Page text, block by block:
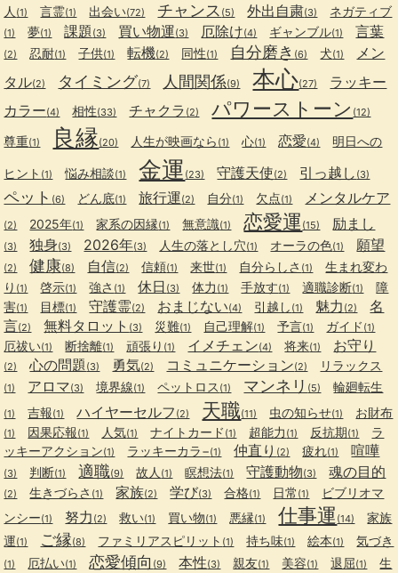
人 (1) 言霊(1) 出会い(72) チャンス (5) 外出自粛(3) ネガティブ
(1) 夢(1) 課題(3) 買い物運(3) 厄除け(4) ギャンブル(1) 言葉
(2) 忍耐(1) 子供(1) 転機(2) 同性(1) 自分磨き (6) 犬(1)
メン
タル(2) タイミング(7) 人間関係(9) 本心(27)
ラッキー
カラー(4) 相性(33) チャクラ (2) パワーストーン (12)
尊重(1) 良縁(20) 人生が映画なら (1) 心(1) 恋愛(4) 明日への
ヒント (1) 悩み相談(1) 金運 (23) 守護天使(2) 引っ越し (3)
ペット (6) どん底(1) 旅行運(2) 自分(1) 欠点(1) メンタルケア
(2) 2025年(1) 家系の因縁(1) 無意識(1) 恋愛運 (15) 励まし
(3) 独身(3) 2026年(3) 人生の落とし穴(1) オーラの色(1) 願望
(2) 健康(8) 自信(2) 信頼(1) 来世(1) 自分らしさ (1)
生まれ変わ
り (1) 啓示(1) 強さ (1) 休日 (3) 体力 (1) 手放す(1) 適職診断(1)
障
害(1) 目標(1) 守護霊(2) おまじない(4) 引越し (1) 魅力 (2)
名
言(2) 無料タロット (3) 災難(1) 自己理解(1) 予言(1) ガイド (1)
厄祓い(1) 断捨離(1) 頑張り (1) イメチェン(4) 将来(1) お守り
(2) 心の問題(3) 勇気(2) コミュニケーション(2) リラックス
(1) アロマ(3) 境界線(1) ペットロス (1) マンネリ (5) 輪廻転生
(1) 吉報(1) ハイヤーセルフ (2) 天職(11) 虫の知らせ(1) お財布
(1) 因果応報(1) 人気(1) ナイトカード (1) 超能力 (1) 反抗期(1)
ラ
ッキーアクション(1) ラッキーカラ−(1) 仲直り (2) 疲れ(1) 喧嘩
(3) 判断(1) 適職(9) 故人 (1) 瞑想法(1) 守護動物(3) 魂の目的
(2) 生きづらさ (1) 家族(2) 学び(3) 合格(1) 日常 (1)
ビブリオマ
ンシー(1) 努力 (2) 救い(1) 買い物(1) 悪縁(1) 仕事運 (14)
家族
運(1) ご縁(8) ファミリアスピリット (1) 持ち味(1) 絵本(1) 気づき
(1) 厄払い(1) 恋愛傾向 (9) 本性(3) 親友(1) 美容(1) 退屈(1)
生